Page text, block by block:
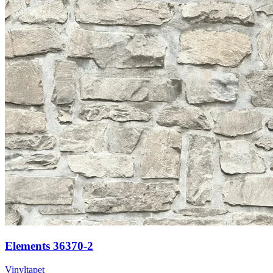
Elements 36370-2
Vinyltapet